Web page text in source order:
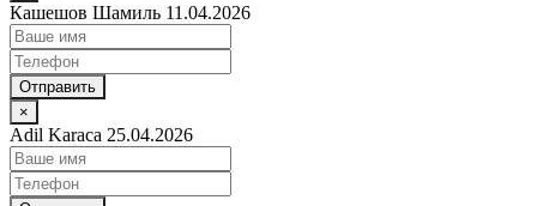
Кашешов Шамиль 11.04.2026
Отправить
×
Adil Karaca 25.04.2026